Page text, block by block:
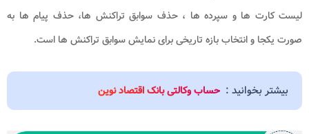
لیست کارت ها و سپرده ها ، حذف سوابق تراکنش ها، حذف پیام ها به
صورت یکجا و انتخاب بازه تاریخی برای نمایش سوابق تراکنش ها است.
بیشتر بخوانید : حساب وکالتی بانک اقتصاد نوین